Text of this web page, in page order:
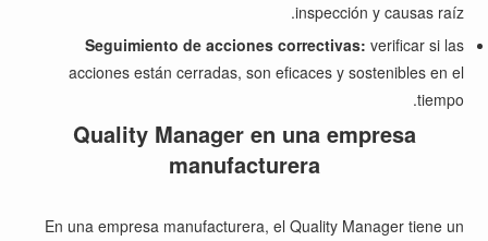
inspección y causas raíz.
Seguimiento de acciones correctivas: verificar si las
acciones están cerradas, son eficaces y sostenibles en el
tiempo.
Quality Manager en una empresa
manufacturera
En una empresa manufacturera, el Quality Manager tiene un